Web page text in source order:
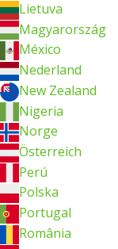
Lietuva
Magyarország
México
Nederland
New Zealand
Nigeria
Norge
Österreich
Perú
Polska
Portugal
România